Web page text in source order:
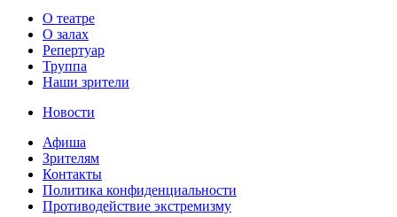
О театре
О залах
Репертуар
Труппа
Наши зрители
Новости
Афиша
Зрителям
Контакты
Политика конфиденциальности
Противодействие экстремизму